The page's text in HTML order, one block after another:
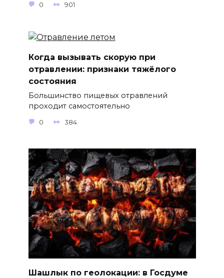
0 901
Когда вызывать скорую при
отравлении: признаки тяжёлого
состояния
Большинство пищевых отравлений
проходит самостоятельно
0 384
Шашлык по геолокации: в Госдуме